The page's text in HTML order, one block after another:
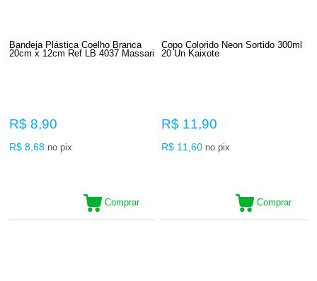
Bandeja Plástica Coelho Branca
20cm x 12cm Ref LB 4037 Massari
R$ 8,90
R$ 8,68 no pix
Comprar
Copo Colorido Neon Sortido 300ml
20 Un Kaixote
R$ 11,90
R$ 11,60 no pix
Comprar